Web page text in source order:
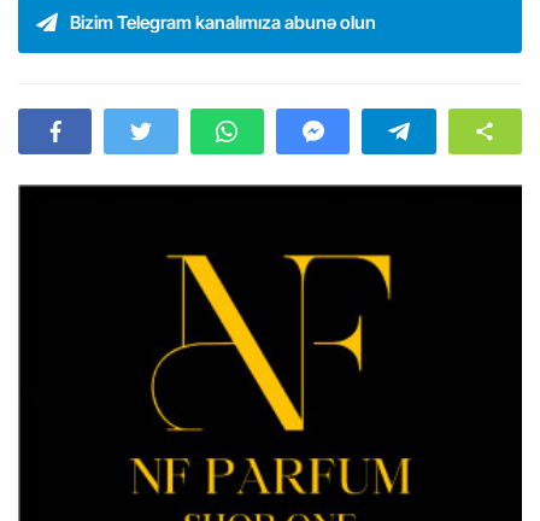
Bizim Telegram kanalımıza abunə olun